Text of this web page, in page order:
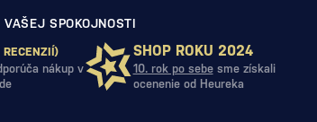
SPOKOJNOSTI
RECENZIÍ)
nákup v
SHOP ROKU 2024
10. rok po sebesme získali
ocenenie od Heureka